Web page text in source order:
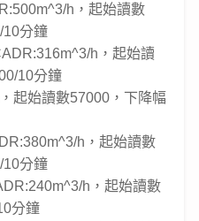
h，起始讀數
10分鐘
h，起始讀
10分鐘
起始讀數57000，下降幅
h，起始讀數
10分鐘
h，起始讀數
分鐘